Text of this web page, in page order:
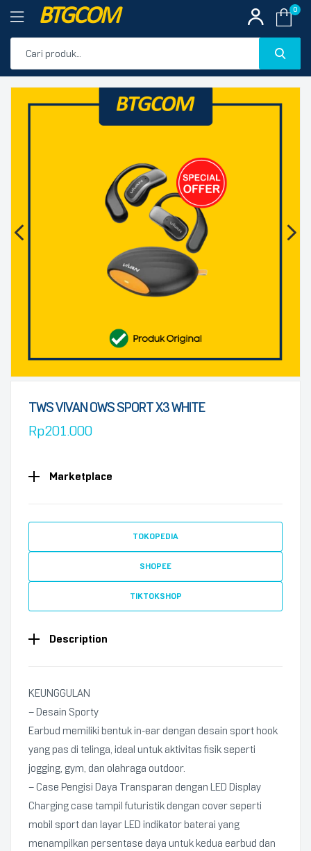
BTGCOM 0
PRODUK UNGGULAN
PRODUK TERBARU
🔍
TWS VIVAN OWS SPORT X3 WHITE
Rp201.000
Marketplace
TOKOPEDIA
SHOPEE
TIKTOKSHOP
Description
KEUNGGULAN
– Desain Sporty
Earbud memiliki bentuk in-ear dengan desain sport hook
yang pas di telinga, ideal untuk aktivitas fisik seperti
jogging, gym, dan olahraga outdoor.
– Case Pengisi Daya Transparan dengan LED Display
Charging case tampil futuristik dengan cover seperti
mobil sport dan layar LED indikator baterai yang
menampilkan persentase daya untuk kedua earbud dan